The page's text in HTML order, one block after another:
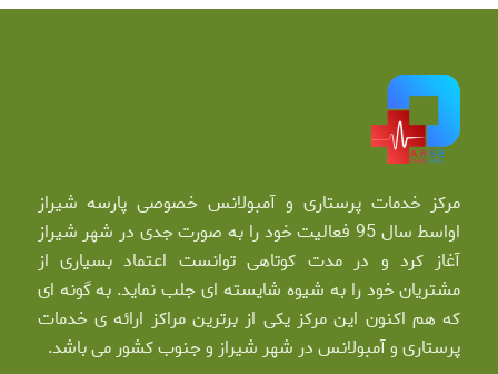
مرکز خدمات پرستاری و آمبولانس خصوصی پارسه شیراز
اواسط سال 95 فعالیت خود را به صورت جدی در شهر شیراز
آغاز کرد و در مدت کوتاهی توانست اعتماد بسیاری از
مشتریان خود را به شیوه شایسته ای جلب نماید. به گونه ای
که هم اکنون این مرکز یکی از برترین مراکز ارائه ی خدمات
پرستاری و آمبولانس در شهر شیراز و جنوب کشور می باشد.